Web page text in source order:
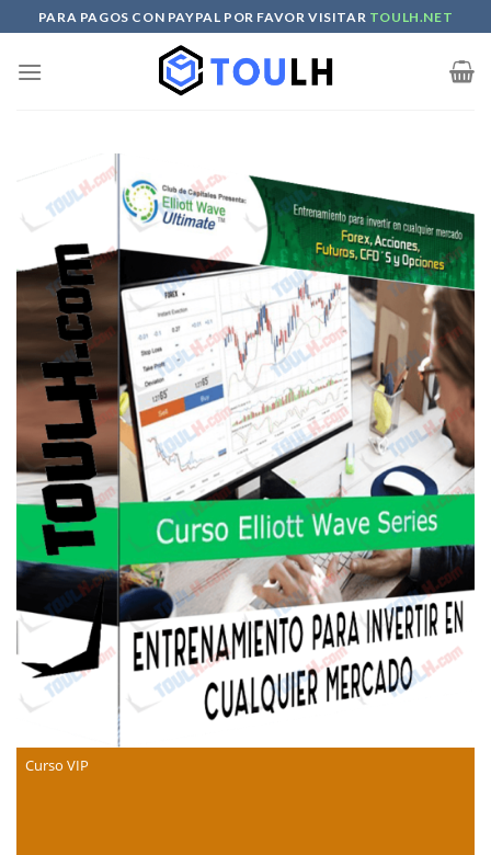
to
content
PARA PAGOS CON PAYPAL POR FAVOR VISITAR TOULH.NET
Curso VIP